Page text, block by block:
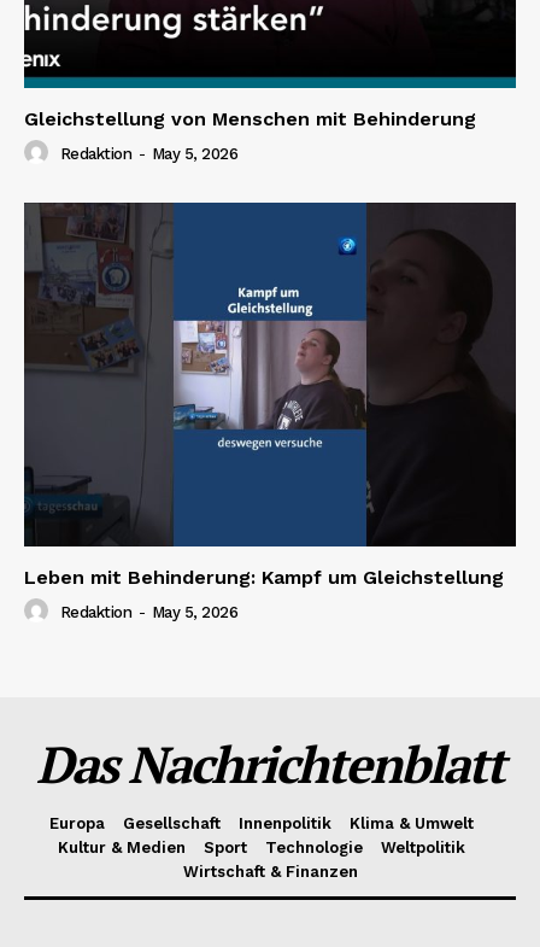
Gleichstellung von Menschen mit Behinderung
Redaktion - May 5, 2026
Leben mit Behinderung: Kampf um Gleichstellung
Redaktion - May 5, 2026
Das Nachrichtenblatt
Europa Gesellschaft Innenpolitik
Klima & Umwelt
Kultur & Medien
Sport Technologie
Weltpolitik
Wirtschaft & Finanzen